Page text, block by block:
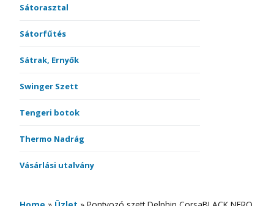
Sátorasztal
Sátorfűtés
Sátrak, Ernyők
Swinger Szett
Tengeri botok
Thermo Nadrág
Vásárlási utalvány